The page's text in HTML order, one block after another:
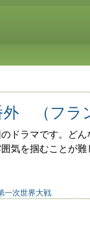
（フラ
ドラマです。ど
気を掴むことが
一次世界大戦